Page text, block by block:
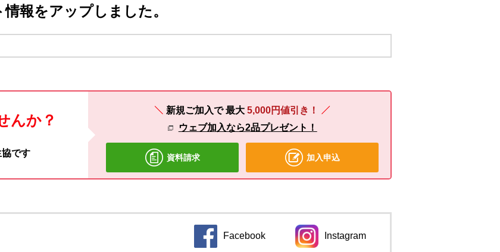
報をアップしました。
んか？
です
新規ご加入で最大5,000円値引き！
ウェブ加入なら2品プレゼント！
資料請求 加入申込
Facebook
別のウィンドウで開きます。
Instagram
別のウィンドウで開きます。